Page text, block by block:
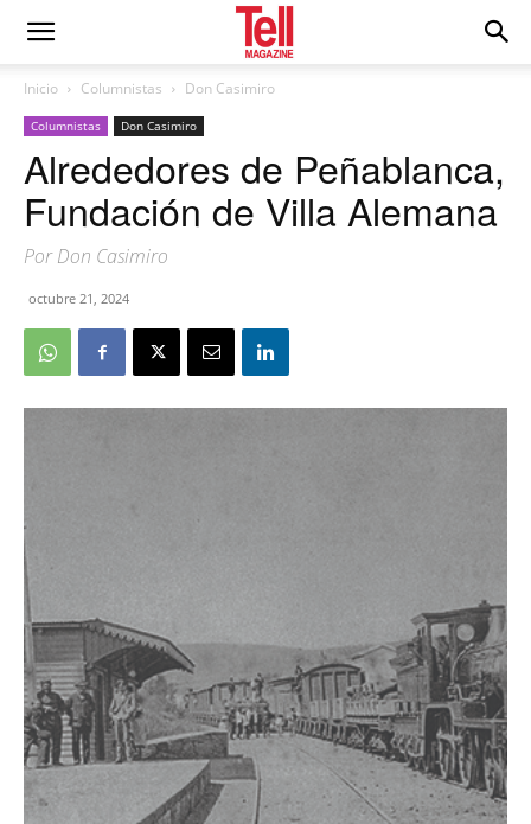
Inicio Columnistas Don Casimiro
Columnistas Don Casimiro
Alrededores de Peñablanca,
Fundación de Villa Alemana
Por Don Casimiro
octubre 21, 2024